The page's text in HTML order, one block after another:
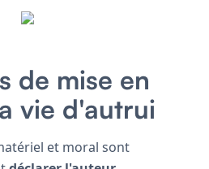
de mise en
vie d'autrui
et moral sont